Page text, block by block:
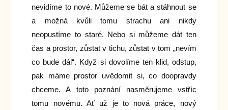
nevidíme to nové. Můžeme se bát a stáhnout se
a možná kvůli tomu strachu ani nikdy
neopustíme to staré. Nebo si můžeme dát ten
čas a prostor, zůstat v tichu, zůstat v tom „nevím
co bude dál“. Když si dovolíme ten klid, odstup,
pak máme prostor uvědomit si, co doopravdy
chceme. A toto poznání nasměrujeme vstříc
tomu novému. Ať už je to nová práce, nový